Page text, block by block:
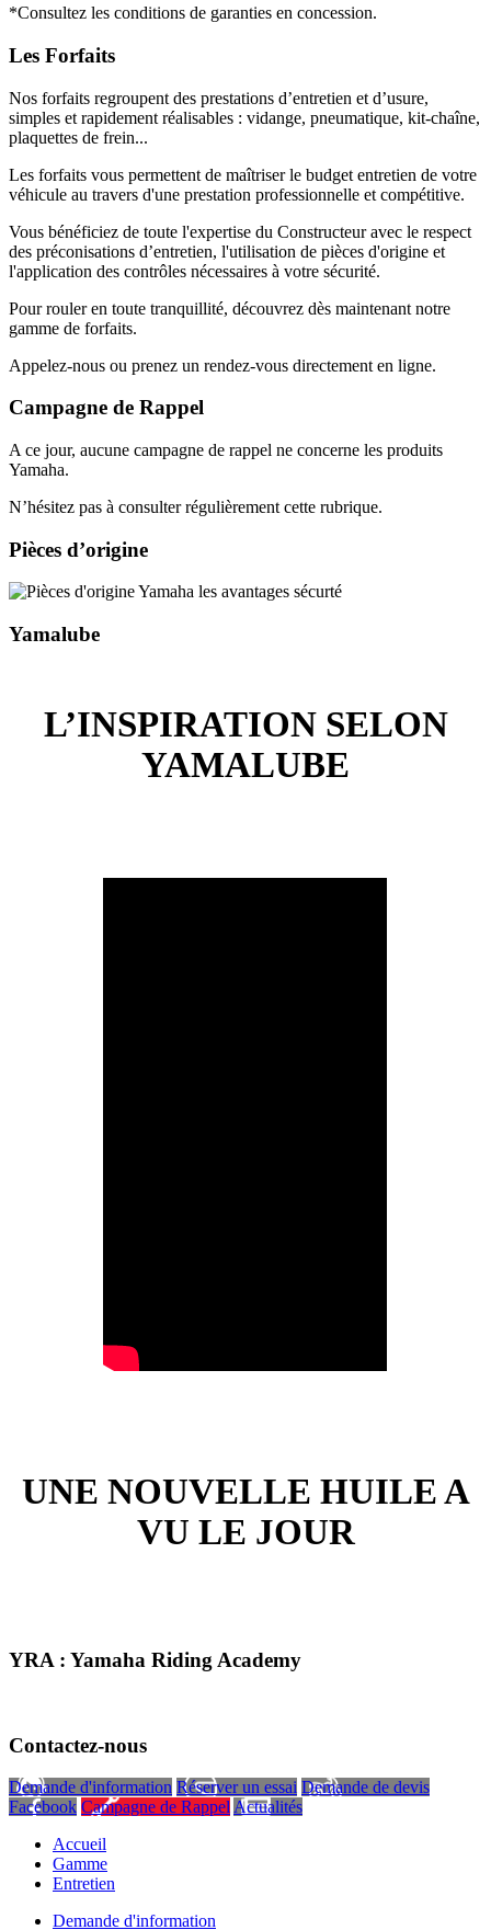
*Consultez les conditions de garanties en concession.
Les Forfaits
Nos forfaits regroupent des prestations d’entretien et d’usure,
simples et rapidement réalisables : vidange, pneumatique, kit-chaîne,
plaquettes de frein...
Les forfaits vous permettent de maîtriser le budget entretien de votre
véhicule au travers d'une prestation professionnelle et compétitive.
Vous bénéficiez de toute l'expertise du Constructeur avec le respect
des préconisations d’entretien, l'utilisation de pièces d'origine et
l'application des contrôles nécessaires à votre sécurité.
Pour rouler en toute tranquillité, découvrez dès maintenant notre
gamme de forfaits.
Appelez-nous ou prenez un rendez-vous directement en ligne.
Campagne de Rappel
A ce jour, aucune campagne de rappel ne concerne les produits
Yamaha.
N’hésitez pas à consulter régulièrement cette rubrique.
Pièces d’origine
Yamalube
L’INSPIRATION SELON
YAMALUBE
UNE NOUVELLE HUILE A
VU LE JOUR
YRA : Yamaha Riding Academy
Contactez-nous
Demande d'information Réserver un essai Demande de devis
Facebook Campagne de Rappel Actualités
Accueil
Gamme
Entretien
Demande d'information